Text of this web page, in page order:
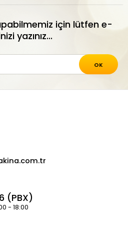
için lütfen e-
yazınız...
OK
(PBX)
- 18:00